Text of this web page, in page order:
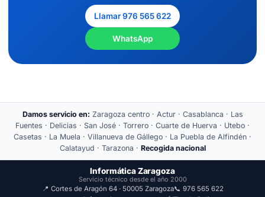
Llamar 976 565 622
WhatsApp
Damos servicio en: Zaragoza centro · Actur · Casablanca · Las
Fuentes · Delicias · San José · Torrero · Cuarte de Huerva · Utebo ·
Casetas · La Muela · Villanueva de Gállego · La Puebla de Alfindén ·
Calatayud · Tarazona · Recogida nacional
Informática Zaragoza
Servicio técnico desde el año 2000
📍 Cortes de Aragón 64 · 50005 Zaragoza📞 976 565 622